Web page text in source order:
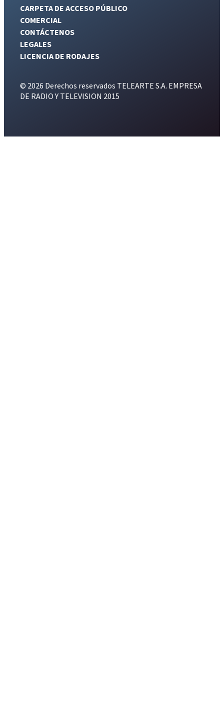
CARPETA DE ACCESO PÚBLICO
COMERCIAL
CONTÁCTENOS
LEGALES
LICENCIA DE RODAJES
© 2026 Derechos reservados TELEARTE S.A. EMPRESA
DE RADIO Y TELEVISION 2015